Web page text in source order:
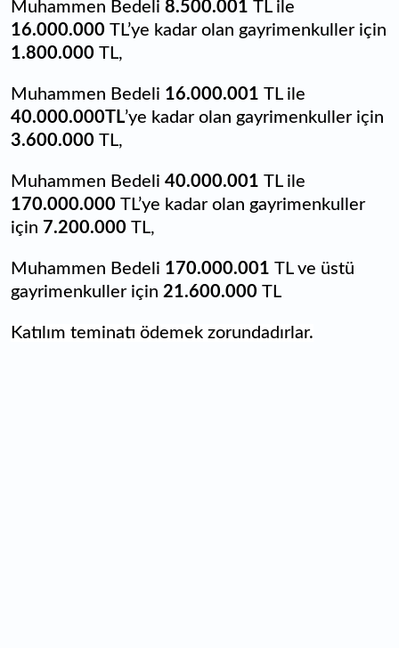
Muhammen Bedeli 8.500.001 TL ile
16.000.000 TL’ye kadar olan gayrimenkuller için
1.800.000 TL,
Muhammen Bedeli 16.000.001 TL ile
40.000.000TL’ye kadar olan gayrimenkuller için
3.600.000 TL,
Muhammen Bedeli 40.000.001 TL ile
170.000.000 TL’ye kadar olan gayrimenkuller
için 7.200.000 TL,
Muhammen Bedeli 170.000.001 TL ve üstü
gayrimenkuller için 21.600.000 TL
Katılım teminatı ödemek zorundadırlar.